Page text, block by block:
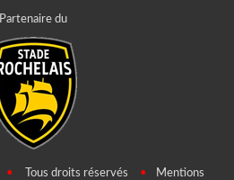
Partenaire du
• Tous droits réservés • Mentions